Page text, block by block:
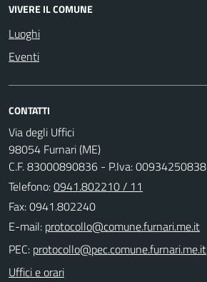
VIVERE IL COMUNE
Luoghi
Eventi
CONTATTI
Via degli Uffici
98054 Furnari (ME)
C.F. 83000890836 - P.Iva: 00934250838
Telefono:0941.802210 / 11
Fax: 0941.802240
E-mail:
PEC:
Uffici e orari